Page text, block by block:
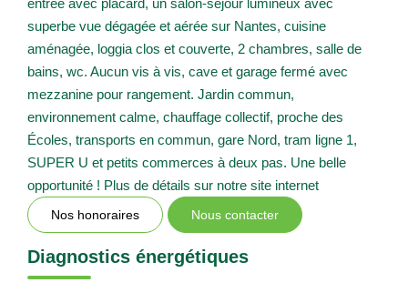
superbe vue dégagée et aérée sur Nantes, cuisine
aménagée, loggia clos et couverte, 2 chambres, salle de
bains, wc. Aucun vis à vis, cave et garage fermé avec
mezzanine pour rangement. Jardin commun,
environnement calme, chauffage collectif, proche des
Écoles, transports en commun, gare Nord, tram ligne 1,
SUPER U et petits commerces à deux pas. Une belle
opportunité ! Plus de détails sur notre site internet
Nos honoraires Nous contacter
Diagnostics énergétiques